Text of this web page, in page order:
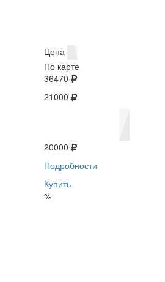
Цена
По карте
36470
21000
20000
Подробности
Купить
%